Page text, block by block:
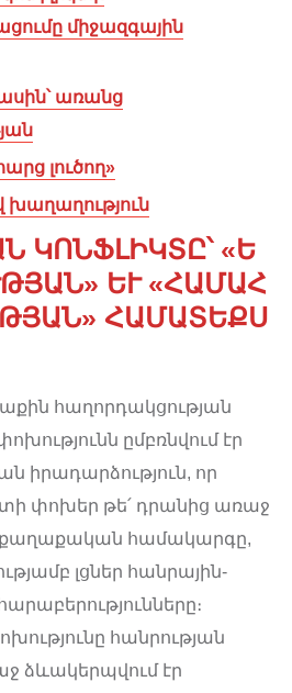
միջազգային
առանց
լուծող»
ԿՈՆՖԼԻԿՏԸ՝ «Ե
» ԵՒ «ՀԱՄԱՀ
» ՀԱՄԱՏԵՔՍ
հաղորդակցության
ըմբռնվում էր
իրադարձություն, որ
փոխեր թե՛ դրանից առաջ
քաղաքական համակարգը,
լցներ հանրային-
հանրության
ձևակերպվում էր